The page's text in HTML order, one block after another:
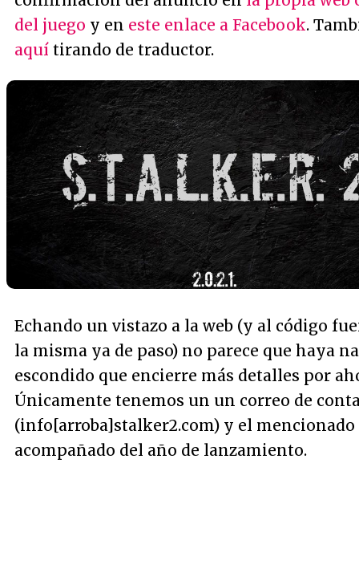
del juego y en este enlace a Facebook.
aquí tirando de traductor.
Echando un vistazo a la web (y al código
la misma ya de paso) no parece que haya
escondido que encierre más detalles por
Únicamente tenemos un un correo de
(info[arroba]stalker2.com) y el mencionado
acompañado del año de lanzamiento.